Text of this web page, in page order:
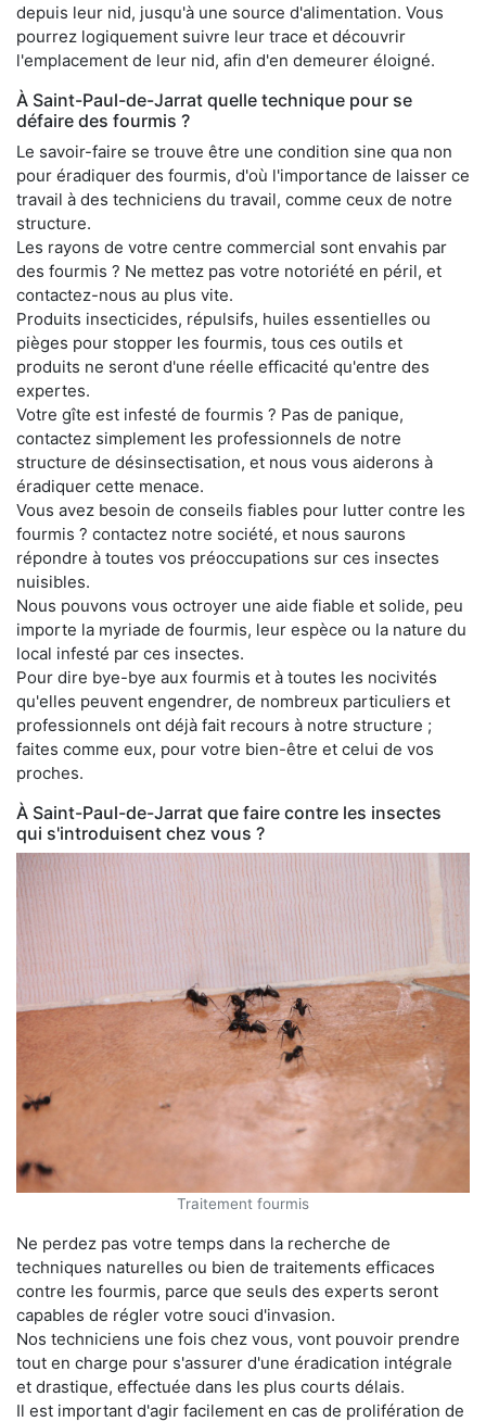
depuis leur nid, jusqu'à une source d'alimentation. Vous
pourrez logiquement suivre leur trace et découvrir
l'emplacement de leur nid, afin d'en demeurer éloigné.
À Saint-Paul-de-Jarrat quelle technique pour se
défaire des fourmis ?
Le savoir-faire se trouve être une condition sine qua non
pour éradiquer des fourmis, d'où l'importance de laisser ce
travail à des techniciens du travail, comme ceux de notre
structure.
Les rayons de votre centre commercial sont envahis par
des fourmis ? Ne mettez pas votre notoriété en péril, et
contactez-nous au plus vite.
Produits insecticides, répulsifs, huiles essentielles ou
pièges pour stopper les fourmis, tous ces outils et
produits ne seront d'une réelle efficacité qu'entre des
expertes.
Votre gîte est infesté de fourmis ? Pas de panique,
contactez simplement les professionnels de notre
structure de désinsectisation, et nous vous aiderons à
éradiquer cette menace.
Vous avez besoin de conseils fiables pour lutter contre les
fourmis ? contactez notre société, et nous saurons
répondre à toutes vos préoccupations sur ces insectes
nuisibles.
Nous pouvons vous octroyer une aide fiable et solide, peu
importe la myriade de fourmis, leur espèce ou la nature du
local infesté par ces insectes.
Pour dire bye-bye aux fourmis et à toutes les nocivités
qu'elles peuvent engendrer, de nombreux particuliers et
professionnels ont déjà fait recours à notre structure ;
faites comme eux, pour votre bien-être et celui de vos
proches.
À Saint-Paul-de-Jarrat que faire contre les insectes
qui s'introduisent chez vous ?
Traitement fourmis
Ne perdez pas votre temps dans la recherche de
techniques naturelles ou bien de traitements efficaces
contre les fourmis, parce que seuls des experts seront
capables de régler votre souci d'invasion.
Nos techniciens une fois chez vous, vont pouvoir prendre
tout en charge pour s'assurer d'une éradication intégrale
et drastique, effectuée dans les plus courts délais.
Il est important d'agir facilement en cas de prolifération de